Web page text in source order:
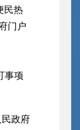
民热
门户
事项
政府